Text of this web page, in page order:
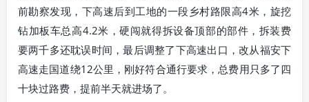
前勘察发现，下高速后到工地的一段乡村路限高4米，旋挖
钻加板车总高4.2米，硬闯就得拆设备顶部的部件，拆装费
要两千多还耽误时间，最后调整了下高速出口，改从福安下
高速走国道绕12公里，刚好符合通行要求，总费用只多了四
十块过路费，提前半天就进场了。